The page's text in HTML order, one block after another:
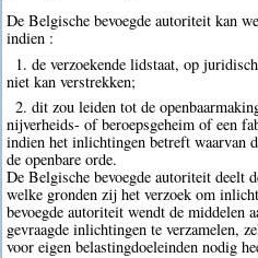
De Belgische bevoegde autoriteit kan
indien :
1. de verzoekende lidstaat, op
niet kan verstrekken;
2. dit zou leiden tot de
nijverheids- of beroepsgeheim of een
indien het inlichtingen betreft
de openbare orde.
De Belgische bevoegde autoriteit deelt
welke gronden zij het verzoek om
bevoegde autoriteit wendt de middelen
gevraagde inlichtingen te verzamelen,
voor eigen belastingdoeleinden nodig